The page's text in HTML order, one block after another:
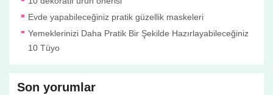
Evde yapabileceğiniz pratik güzellik maskeleri
Yemeklerinizi Daha Pratik Bir Şekilde Hazırlayabileceğiniz
10 Tüyo
Son yorumlar